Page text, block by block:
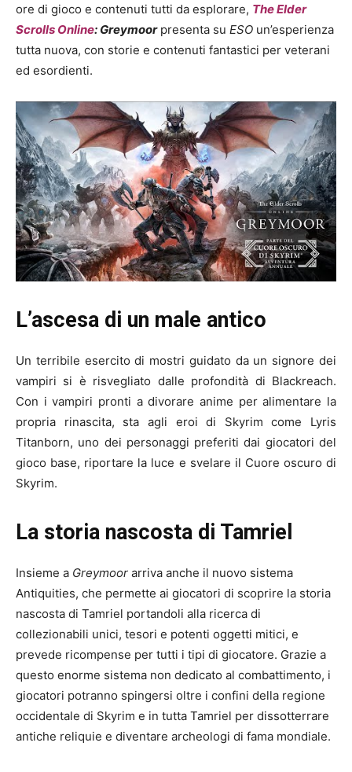
ore di gioco e contenuti tutti da esplorare, The Elder
Scrolls Online: Greymoorpresenta su ESO un’esperienza
tutta nuova, con storie e contenuti fantastici per veterani
ed esordienti.
L’ascesa di un male antico
Un terribile esercito di mostri guidato da un signore dei
vampiri si è risvegliato dalle profondità di Blackreach.
Con i vampiri pronti a divorare anime per alimentare la
propria rinascita, sta agli eroi di Skyrim come Lyris
Titanborn, uno dei personaggi preferiti dai giocatori del
gioco base, riportare la luce e svelare il Cuore oscuro di
Skyrim.
La storia nascosta di Tamriel
Insieme a Greymoor arriva anche il nuovo sistema
Antiquities, che permette ai giocatori di scoprire la storia
nascosta di Tamriel portandoli alla ricerca di
collezionabili unici, tesori e potenti oggetti mitici, e
prevede ricompense per tutti i tipi di giocatore. Grazie a
questo enorme sistema non dedicato al combattimento, i
giocatori potranno spingersi oltre i confini della regione
occidentale di Skyrim e in tutta Tamriel per dissotterrare
antiche reliquie e diventare archeologi di fama mondiale.